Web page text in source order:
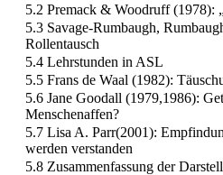
5.2 Premack & Woodruff (1978):
5.3 Savage-Rumbaugh,
Rollentausch
5.4 Lehrstunden in ASL
5.5 Frans de Waal (1982):
5.6 Jane Goodall (1979,1986):
Menschenaffen?
5.7 Lisa A. Parr(2001):
werden verstanden
5.8 Zusammenfassung der